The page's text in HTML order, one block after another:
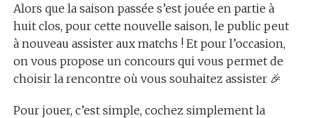
Alors que la saison passée s’est jouée en partie à
huit clos, pour cette nouvelle saison, le public peut
à nouveau assister aux matchs ! Et pour l’occasion,
on vous propose un concours qui vous permet de
choisir la rencontre où vous souhaitez assister 🎉
Pour jouer, c’est simple, cochez simplement la